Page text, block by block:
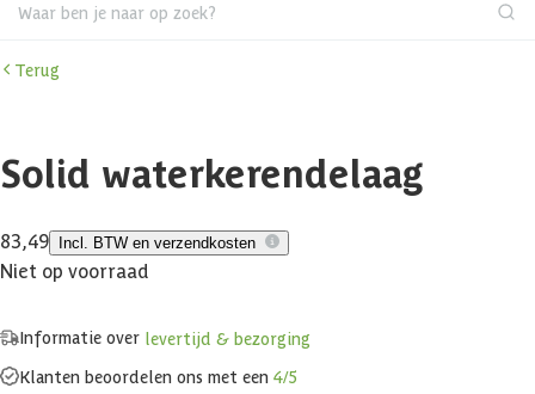
Waar ben je naar op zoek?
Terug
Solid waterkerendelaag
83,49 Incl. BTW en verzendkosten
Niet op voorraad
Informatie over levertijd & bezorging
Klanten beoordelen ons met een 4/5